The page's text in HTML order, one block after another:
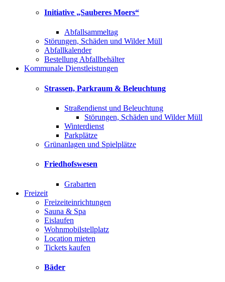
Initiative „Sauberes Moers“
Abfallsammeltag
Störungen, Schäden und Wilder Müll
Abfallkalender
Bestellung Abfallbehälter
Kommunale Dienstleistungen
Strassen, Parkraum & Beleuchtung
Straßendienst und Beleuchtung
Störungen, Schäden und Wilder Müll
Winterdienst
Parkplätze
Grünanlagen und Spielplätze
Friedhofswesen
Grabarten
Freizeit
Freizeiteinrichtungen
Sauna & Spa
Eislaufen
Wohnmobilstellplatz
Location mieten
Tickets kaufen
Bäder